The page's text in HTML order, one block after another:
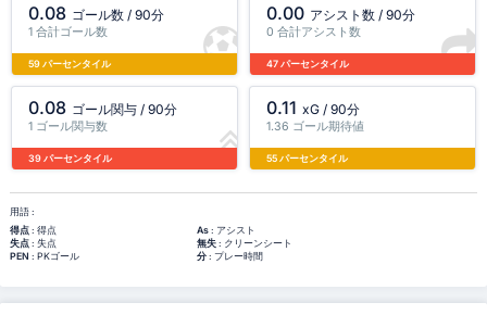
0.08 ゴール数 / 90分
1 合計ゴール数
59 パーセンタイル
0.00 アシスト数 / 90分
0 合計アシスト数
47 パーセンタイル
0.08 ゴール関与 / 90分
1 ゴール関与数
39 パーセンタイル
0.11 xG / 90分
1.36 ゴール期待値
55 パーセンタイル
用語 :
得点: 得点 As: アシスト
失点: 失点 無失: クリーンシート
PEN : PKゴール 分: プレー時間